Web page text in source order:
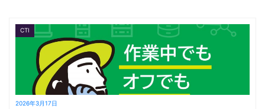
2026年3月17日
CTI